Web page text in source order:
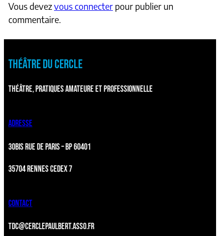
Vous devezvous connecterpour publier un
commentaire.
THÉÂTRE DU CERCLE
THÉÂTRE, PRATIQUES AMATEURE ET PROFESSIONNELLE
ADRESSE
30BIS RUE DE PARIS – BP 60401
35704 RENNES CEDEX 7
CONTACT
TDC@CERCLEPAULBERT.ASSO.FR